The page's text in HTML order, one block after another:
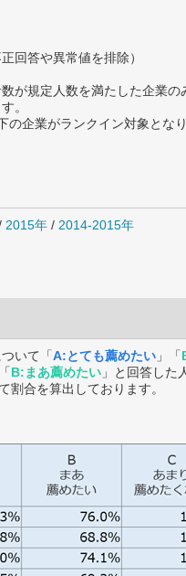
回答や異常値を排除）
が規定人数を満たした企業
。
企業がランクイン対象となり
2015年 / 2014-2015年
いて「A:とても薦めたい 」「
B:まあ薦めたい 」と回答した
合を算出しております。